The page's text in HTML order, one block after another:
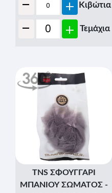
- + Κιβώτια
- + Τεμάχια
TNS ΣΦΟΥΓΓΑΡΙ
ΜΠΑΝΙΟΥ ΣΩΜΑΤΟΣ -